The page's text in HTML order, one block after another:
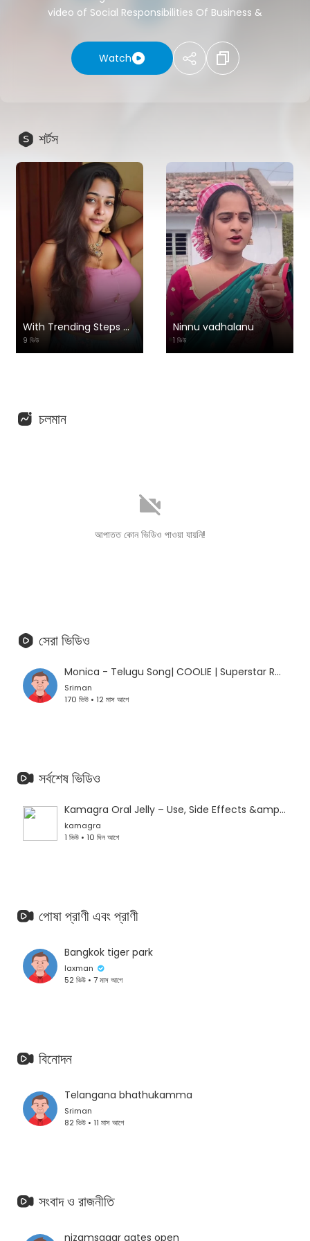
video of Social Responsibilities Of Business &
Watch
শর্টস
With Trending Steps ☺️ #virals #dance 0 1080P (2)
9 ভিউ
Ninnu vadhalanu
1 ভিউ
চলমান
আপাতত কোন ভিডিও পাওয়া যায়নি!
সেরা ভিডিও
⁣Monica - Telugu Song| COOLIE | Superstar Rajinikanth
Sriman
170 ভিউ • 12 মাস আগে
সর্বশেষ ভিডিও
Kamagra Oral Jelly – Use, Side Effects &amp;amp; Safe Purchase Alldayawake
kamagra
1 ভিউ • 10 দিন আগে
পোষা প্রাণী এবং প্রাণী
Bangkok tiger park
laxman
52 ভিউ • 7 মাস আগে
বিনোদন
Telangana bhathukamma
Sriman
82 ভিউ • 11 মাস আগে
সংবাদ ও রাজনীতি
nizamsagar gates open